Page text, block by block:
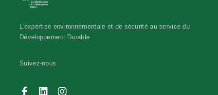
L’expertise environnementale et de sécurité au service du
Développement Durable
Suivez-nous